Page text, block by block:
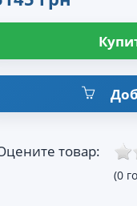
товар:
(0